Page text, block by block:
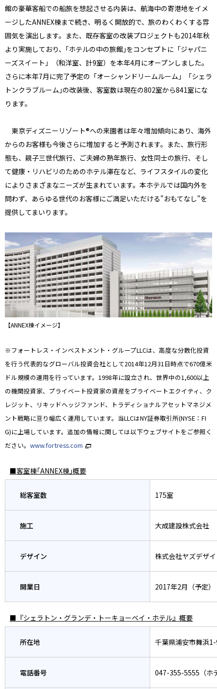
館の豪華客船での船旅を想起させる内装は、航海中の寄港地をイメ
ージしたANNEX棟まで続き、明るく開放的で、旅のわくわくする雰
囲気を演出します。また、既存客室の改装プロジェクトも2014年秋
より実施しており、｢ホテルの中の旅館｣をコンセプトに「ジャパニ
ーズスイート」（和洋室、計9室）を本年4月にオープンしました。
さらに本年7月に完了予定の「オーシャンドリームルーム」「シェラ
トンクラブルーム｣の改装後、客室数は現在の802室から841室にな
ります。
東京ディズニーリゾート®への来園者は年々増加傾向にあり、海外
からのお客様も今後さらに増加すると予測されます。また、旅行形
態も、親子三世代旅行、ご夫婦の熟年旅行、女性同士の旅行、そし
て健康・リハビリのためのホテル滞在など、ライフスタイルの変化
によりさまざまなニーズが生まれています。本ホテルでは国内外を
問わず、あらゆる世代のお客様にご満足いただける"おもてなし"を
提供してまいります。
【ANNEX棟イメージ】
※フォートレス・インベストメント・グループLLCは、高度な分散化投資
を行う代表的なグローバル投資会社として2014年12月31日時点で670億米
ドル規模の運用を行っています。1998年に設立され、世界中の1,600以上
の機関投資家、プライベート投資家の資産をプライベートエクイティ、ク
レジット、リキッドヘッジファンド、トラディショナルアセットマネジメ
ント戦略に亘り幅広く運用しています。当LLCはNY証券取引所(NYSE：FI
G)に上場しています。追加の情報に関しては以下ウェブサイトをご参照く
ださい。 www.fortress.com
■客室棟｢ANNEX棟｣概要
総客室数 175室
施工 大成建設株式会社
デザイン 株式会社ヤズデザ
開業日 2017年2月（予定）
■『シェラトン・グランデ・トーキョーベイ・ホテル』概要
所在地 千葉県浦安市舞浜
電話番号 047-355-5555（ホ